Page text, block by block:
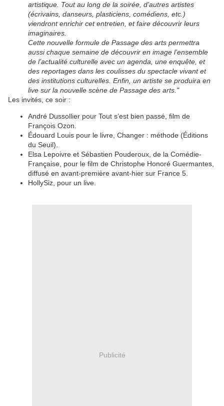
artistique. Tout au long de la soirée, d’autres artistes
(écrivains, danseurs, plasticiens, comédiens, etc.)
viendront enrichir cet entretien, et faire découvrir leurs
imaginaires.
Cette nouvelle formule de Passage des arts permettra
aussi chaque semaine de découvrir en image l’ensemble
de l’actualité culturelle avec un agenda, une enquête, et
des reportages dans les coulisses du spectacle vivant et
des institutions culturelles. Enfin, un artiste se produira en
live sur la nouvelle scène de Passage des arts."
Les invités, ce soir :
André Dussollier pour Tout s’est bien passé, film de
François Ozon.
Édouard Louis pour le livre, Changer : méthode (Éditions
du Seuil).
Elsa Lepoivre et Sébastien Pouderoux, de la Comédie-
Française, pour le film de Christophe Honoré Guermantes,
diffusé en avant-première avant-hier sur France 5.
HollySiz, pour un live.
Publicité